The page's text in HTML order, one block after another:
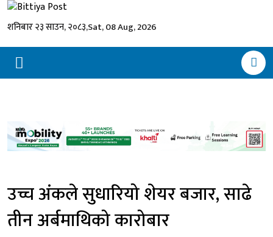
शनिबार २३ साउन, २०८३,Sat, 08 Aug, 2026
उच्च अंकले सुधारियो शेयर बजार, साढे
तीन अर्बमाथिको कारोबार